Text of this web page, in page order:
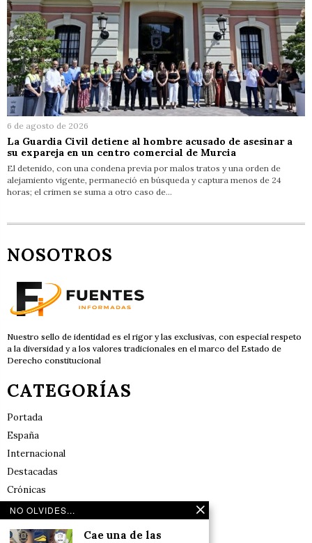
6 de agosto de 2026
La Guardia Civil detiene al hombre acusado de asesinar a
su expareja en un centro comercial de Murcia
El detenido, con una condena previa por malos tratos y una orden de
alejamiento vigente, permaneció en búsqueda y captura menos de 24
horas; el crimen se suma a otro caso de…
NOSOTROS
Nuestro sello de identidad es el rigor y las exclusivas, con especial respeto
a la diversidad y a los valores tradicionales en el marco del Estado de
Derecho constitucional
CATEGORÍAS
Portada
España
Internacional
Destacadas
Crónicas
Noticias de deportes en España
NO OLVIDES...
Cae una de las